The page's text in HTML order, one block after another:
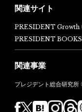
関連サイト
PRESIDENT Growth
PRESIDENT BOOKS
関連事業
プレジデント総合研究所